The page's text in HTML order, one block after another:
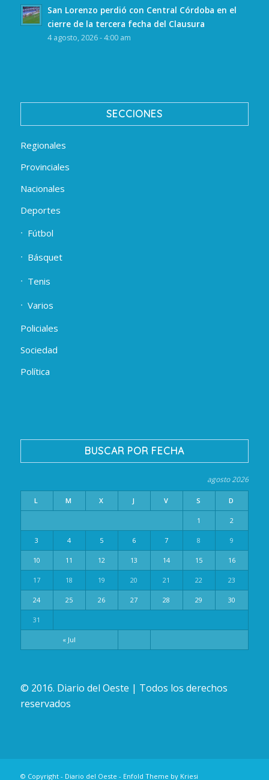
San Lorenzo perdió con Central Córdoba en el
cierre de la tercera fecha del Clausura
4 agosto, 2026 - 4:00 am
SECCIONES
Regionales
Provinciales
Nacionales
Deportes
Fútbol
Básquet
Tenis
Varios
Policiales
Sociedad
Política
BUSCAR POR FECHA
agosto 2026
L M X J V S D
« Jul
1 2
3 4 5 6 7 8 9
10 11 12 13 14 15 16
17 18 19 20 21 22 23
24 25 26 27 28 29 30
31
© 2016. Diario del Oeste | Todos los derechos
reservados
© Copyright - Diario del Oeste - Enfold Theme by Kriesi